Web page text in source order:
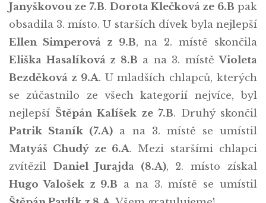
Janyškovou ze 7.B. Dorota Klečková ze 6.B pak
obsadila 3. místo. U starších dívek byla nejlepší
Ellen Simperová z 9.B, na 2. místě skončila
Eliška Hasalíková z 8.B a na 3. místěVioleta
Bezděková z 9.A. U mladších chlapců, kterých
se zúčastnilo ze všech kategorií nejvíce, byl
nejlepší Štěpán Kalíšek ze 7.B. Druhý skončil
Patrik Staník (7.A) a na 3. místě se umístil
Matyáš Chudý ze 6.A. Mezi staršími chlapci
zvítězil Daniel Jurajda (8.A), 2. místo získal
Hugo Valošek z 9.B a na 3. místě se umístil